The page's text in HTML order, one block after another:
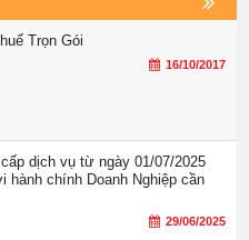
Trọn Gói
16/10/2017
dịch vụ từ ngày 01/07/2025
hành chính Doanh Nghiệp cần
29/06/2025